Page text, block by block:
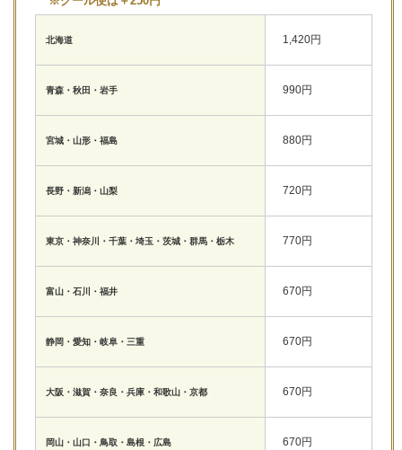
北海道 1,420円
青森・秋田・岩手 990円
宮城・山形・福島 880円
長野・新潟・山梨 720円
東京・神奈川・千葉・埼玉・茨城・群馬・栃木 770円
富山・石川・福井 670円
静岡・愛知・岐阜・三重 670円
大阪・滋賀・奈良・兵庫・和歌山・京都 670円
岡山・山口・鳥取・島根・広島 670円